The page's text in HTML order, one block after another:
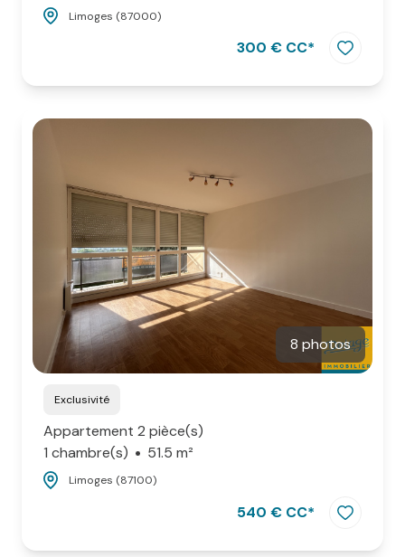
Limoges (87000)
300 € CC*
8 photos
Exclusivité
Appartement 2 pièce(s)
1 chambre(s)
51.5 m²
Limoges (87100)
540 € CC*